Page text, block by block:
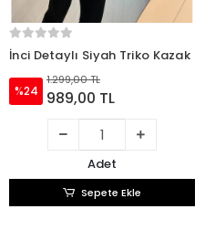
İnci Detaylı Siyah Triko Kazak
%24
1.299,00 TL
989,00 TL
Adet
Sepete Ekle